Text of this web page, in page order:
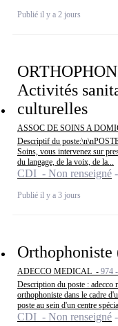
Publié il y a 2 jours
Activités
culturelles
ASSOC DE SOINS A
Descriptif du
Soins, vous intervenez sur
du langage, de la voix, de la...
CDI - Non renseigné
Publié il y a 3 jours
Orthophoniste
ADECCO MEDICAL - 974
Description du poste : adecco
orthophoniste dans le cadre
poste au sein d'un centre
CDI - Non renseigné